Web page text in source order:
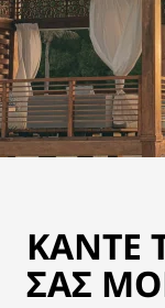
ΚΆΝΤΕ
ΣΑΣ